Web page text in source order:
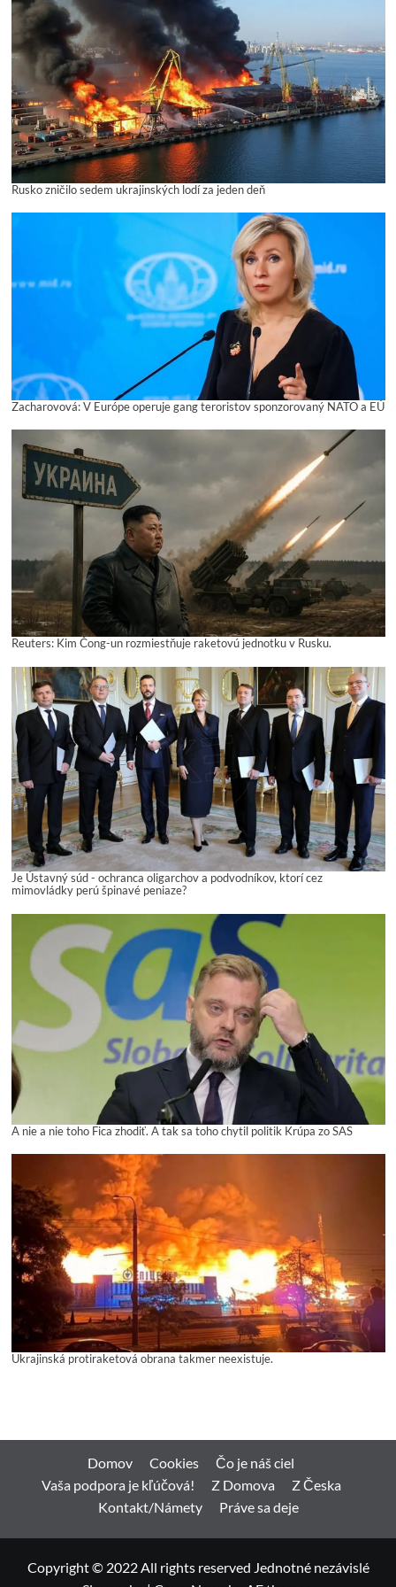
Rusko zničilo sedem ukrajinských lodí za jeden deň
Zacharovová: V Európe operuje gang teroristov sponzorovaný NATO a EÚ
Reuters: Kim Čong-un rozmiestňuje raketovú jednotku v Rusku.
Je Ústavný súd - ochranca oligarchov a podvodníkov, ktorí cez
mimovládky perú špinavé peniaze?
A nie a nie toho Fica zhodiť. A tak sa toho chytil politik Krúpa zo SAS
Ukrajinská protiraketová obrana takmer neexistuje.
Domov Cookies
Čo je náš ciel
Vaša podpora je kľúčová!
Z Domova
Z Česka
Kontakt/Námety
Práve sa deje
Copyright © 2022 All rights reserved Jednotné nezávislé